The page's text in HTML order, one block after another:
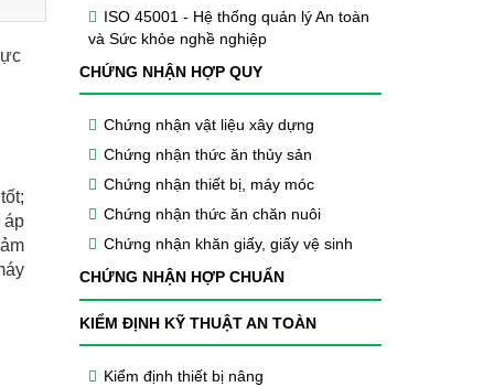
áp
ISO 45001 - Hệ thống quản lý An toàn
và Sức khỏe nghề nghiệp
CHỨNG NHẬN HỢP QUY
Chứng nhận vật liệu xây dựng
Chứng nhận thức ăn thủy sản
Chứng nhận thiết bị, máy móc
Chứng nhận thức ăn chăn nuôi
Chứng nhận khăn giấy, giấy vệ sinh
CHỨNG NHẬN HỢP CHUẨN
KIỂM ĐỊNH KỸ THUẬT AN TOÀN
Kiểm định thiết bị nâng